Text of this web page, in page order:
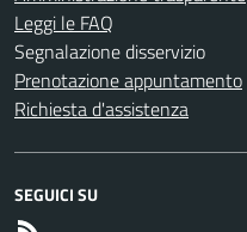
Leggi le FAQ
Segnalazione disservizio
Prenotazione appuntamento
Richiesta d'assistenza
SEGUICI SU